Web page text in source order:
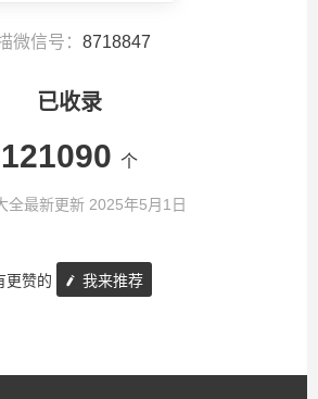
微信号： 8718847
已收录
121090 个
全最新更新 2025年5月1日
更赞的 我来推荐